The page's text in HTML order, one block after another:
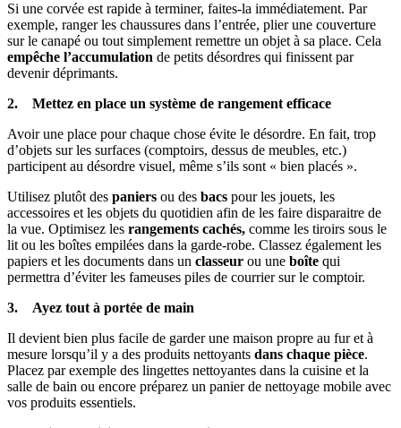
Si une corvée est rapide à terminer, faites-la immédiatement. Par
exemple, ranger les chaussures dans l’entrée, plier une couverture
sur le canapé ou tout simplement remettre un objet à sa place. Cela
empêche l’accumulation de petits désordres qui finissent par
devenir déprimants.
2. Mettez en place un système de rangement efficace
Avoir une place pour chaque chose évite le désordre. En fait, trop
d’objets sur les surfaces (comptoirs, dessus de meubles, etc.)
participent au désordre visuel, même s’ils sont « bien placés ».
Utilisez plutôt des paniers ou des bacs pour les jouets, les
accessoires et les objets du quotidien afin de les faire disparaitre de
la vue. Optimisez les rangements cachés, comme les tiroirs sous le
lit ou les boîtes empilées dans la garde-robe. Classez également les
papiers et les documents dans un classeur ou une boîte qui
permettra d’éviter les fameuses piles de courrier sur le comptoir.
3. Ayez tout à portée de main
Il devient bien plus facile de garder une maison propre au fur et à
mesure lorsqu’il y a des produits nettoyants dans chaque pièce.
Placez par exemple des lingettes nettoyantes dans la cuisine et la
salle de bain ou encore préparez un panier de nettoyage mobile avec
vos produits essentiels.